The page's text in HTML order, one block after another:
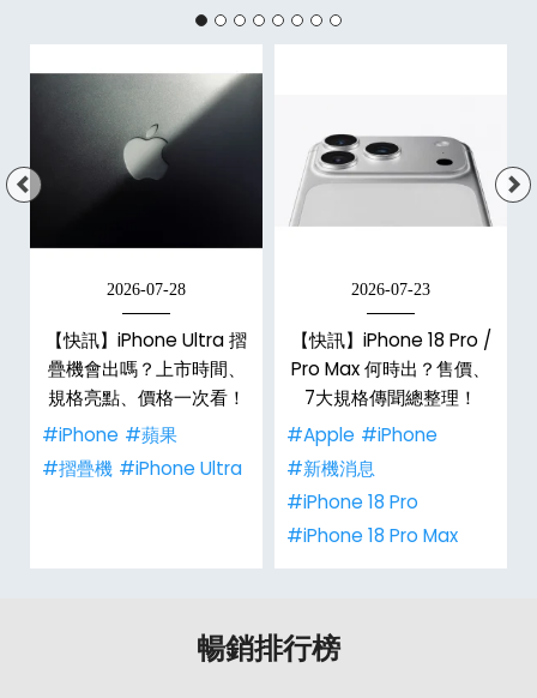
2026-07-28
【快訊】iPhone Ultra 摺
疊機會出嗎？上市時間、
規格亮點、價格一次看！
#iPhone #蘋果
#摺疊機 #iPhone Ultra
2026-07-23
【快訊】iPhone 18 Pro /
Pro Max 何時出？售價、
7大規格傳聞總整理！
#Apple #iPhone
#新機消息
#iPhone 18 Pro
#iPhone 18 Pro Max
暢銷排行榜